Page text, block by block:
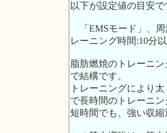
以下が設定値の目安
「EMSモード」、周
レーニング時間:10分以
脂肪燃焼のトレーニ
で結構です。
トレーニングにより
で長時間のトレーニ
短時間でも、強い収